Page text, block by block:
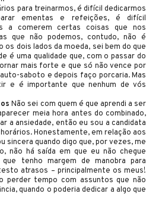
para treinarmos, é difícil dedicarmos
ementas e refeições, é difícil
a comerem certas coisas que nos
que não podemos, contudo, não é
os dois lados da moeda, sei bem do que
é uma qualidade que, com o passar do
mais forte e que só não vence por
saboto e depois faço porcaria. Mas
e é importante que nenhum de vós
Não sei com quem é que aprendi a ser
meia hora antes do combinado,
a ansiedade, então eu sou a candidata
Honestamente, em relação aos
sincera quando digo que, por vezes, me
não há saída em que eu não chegue
tenho margem de manobra para
atrasos – principalmente os meus!
perder tempo com assuntos que não
quando o poderia dedicar a algo que